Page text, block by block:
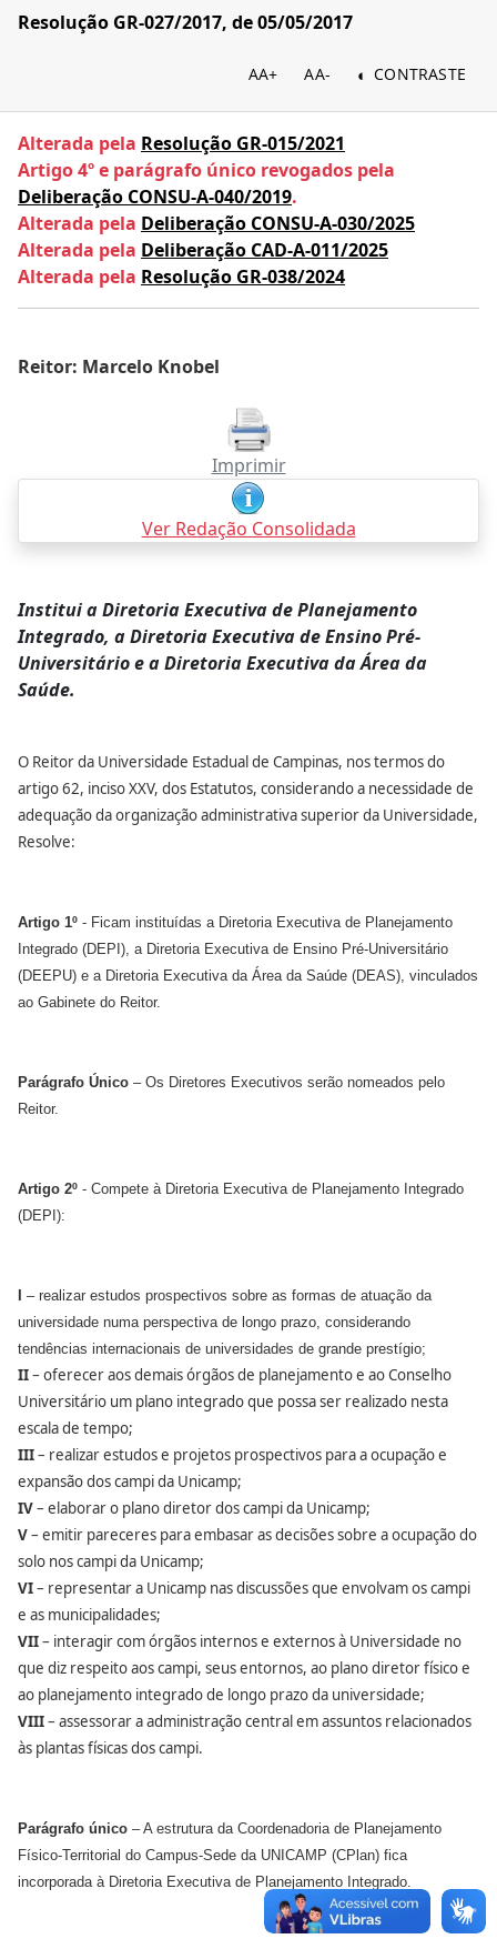
Resolução GR-027/2017, de 05/05/2017
AA+ AA- CONTRASTE
Alterada pela Resolução GR-015/2021
Artigo 4º e parágrafo único revogados pela
Deliberação CONSU-A-040/2019.
Alterada pela Deliberação CONSU-A-030/2025
Alterada pela Deliberação CAD-A-011/2025
Alterada pela Resolução GR-038/2024
Reitor: Marcelo Knobel
Imprimir
Ver Redação Consolidada
Institui a Diretoria Executiva de Planejamento
Integrado, a Diretoria Executiva de Ensino Pré-
Universitário e a Diretoria Executiva da Área da
Saúde.
O Reitor da Universidade Estadual de Campinas, nos termos do
artigo 62, inciso XXV, dos Estatutos, considerando a necessidade de
adequação da organização administrativa superior da Universidade,
Resolve:
Artigo 1º - Ficam instituídas a Diretoria Executiva de Planejamento
Integrado (DEPI), a Diretoria Executiva de Ensino Pré-Universitário
(DEEPU) e a Diretoria Executiva da Área da Saúde (DEAS), vinculados
ao Gabinete do Reitor.
Parágrafo Único – Os Diretores Executivos serão nomeados pelo
Reitor.
Artigo 2º - Compete à Diretoria Executiva de Planejamento Integrado
(DEPI):
– realizar estudos prospectivos sobre as formas de atuação da
universidade numa perspectiva de longo prazo, considerando
tendências internacionais de universidades de grande prestígio;
II– oferecer aos demais órgãos de planejamento e ao Conselho
Universitário um plano integrado que possa ser realizado nesta
escala de tempo;
III– realizar estudos e projetos prospectivos para a ocupação e
expansão dos campi da Unicamp;
IV– elaborar o plano diretor dos campi da Unicamp;
V– emitir pareceres para embasar as decisões sobre a ocupação do
solo nos campi da Unicamp;
VI– representar a Unicamp nas discussões que envolvam os campi
e as municipalidades;
VII– interagir com órgãos internos e externos à Universidade no
que diz respeito aos campi, seus entornos, ao plano diretor físico e
ao planejamento integrado de longo prazo da universidade;
VIII– assessorar a administração central em assuntos relacionados
às plantas físicas dos campi.
Parágrafo único – A estrutura da Coordenadoria de Planejamento
Físico-Territorial do Campus-Sede da UNICAMP (CPlan) fica
incorporada à Diretoria Executiva de Planejamento Integrado.